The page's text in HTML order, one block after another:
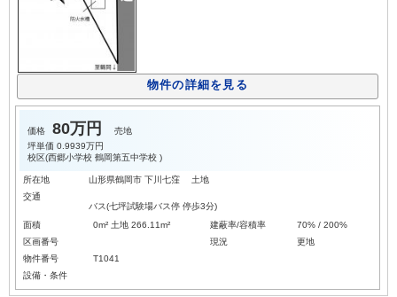
物件の詳細を見る
価格 80万円
売地
坪単価 0.9939万円
校区(西郷小学校 鶴岡第五中学校 )
所在地
山形県鶴岡市 下川七窪 土地
交通
バス(七坪試験場バス停 停歩3分)
面積
0m² 土地 266.11m² 建蔽率/容積率
70% / 200%
区画番号
現況
更地
物件番号
T1041
設備・条件